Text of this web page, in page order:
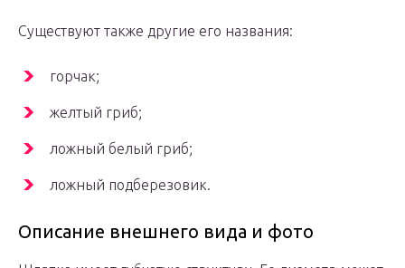
Существуют также другие его названия:
горчак;
желтый гриб;
ложный белый гриб;
ложный подберезовик.
Описание внешнего вида и фото